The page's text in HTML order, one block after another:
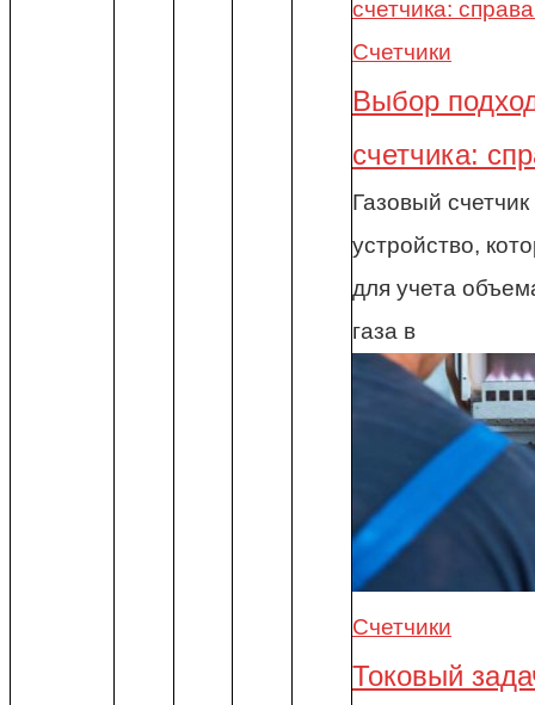
Счетчики
Выбор
счетчика:
Газовый
устройство,
для учета
газа в
Счетчики
Токовый